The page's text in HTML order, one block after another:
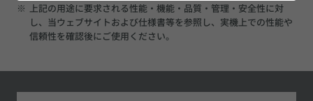
※ 上記の用途に要求される性能・機能・品質・管理・安全性に対
し、当ウェブサイトおよび仕様書等を参照し、実機上での性能や
信頼性を確認後にご使用ください。